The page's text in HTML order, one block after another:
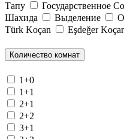
Тапу
Государственное
Шахида
Выделение
Türk Koçan
Eşdeğer
Количество комнат
1+0
1+1
2+1
2+2
3+1